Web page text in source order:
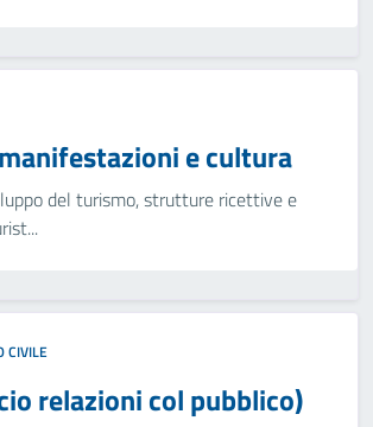
e cultura
del turismo, strutture ricettive e
CIVILE
relazioni col pubblico)